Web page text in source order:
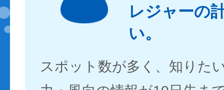
レジャーの
い。
スポット数が多く、知りた